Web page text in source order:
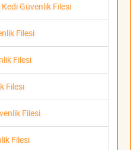
Güvenlik Filesi
Filesi
Filesi
Filesi
Filesi
Filesi